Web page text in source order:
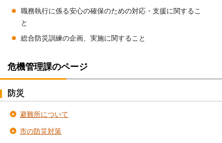
職務執行に係る安心の確保のための対応・支援に関するこ
と
総合防災訓練の企画、実施に関すること
危機管理課のページ
防災
避難所について
市の防災対策